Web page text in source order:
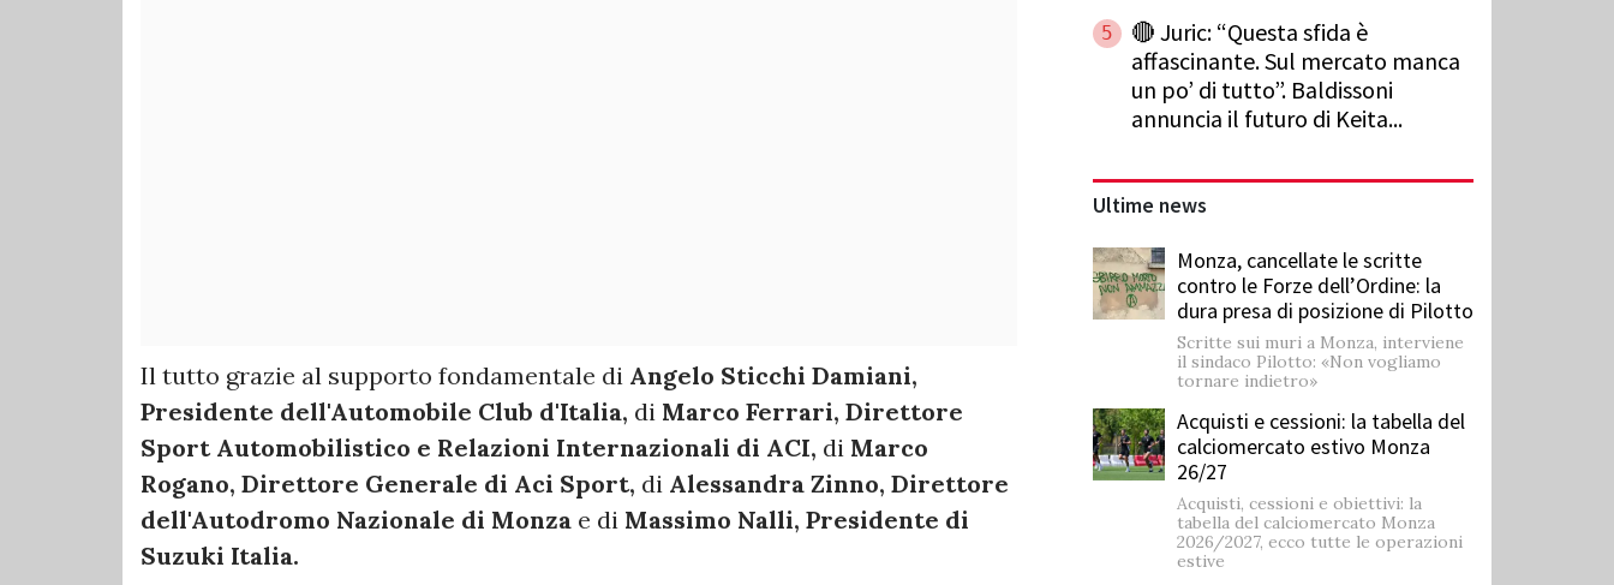
Il tutto grazie al supporto fondamentale di Angelo Sticchi Damiani,
Presidente dell'Automobile Club d'Italia, di Marco Ferrari, Direttore
Sport Automobilistico e Relazioni Internazionali di ACI, di Marco
Rogano, Direttore Generale di Aci Sport, di Alessandra Zinno, Direttore
dell'Autodromo Nazionale di Monza e di Massimo Nalli, Presidente di
Suzuki Italia.
5
🔴 Juric: “Questa sfida è
affascinante. Sul mercato manca
un po’ di tutto”. Baldissoni
annuncia il futuro di Keita...
Ultime news
Monza, cancellate le scritte
contro le Forze dell’Ordine: la
dura presa di posizione di Pilotto
Scritte sui muri a Monza, interviene
il sindaco Pilotto: «Non vogliamo
tornare indietro»
Acquisti e cessioni: la tabella del
calciomercato estivo Monza
26/27
Acquisti, cessioni e obiettivi: la
tabella del calciomercato Monza
2026/2027, ecco tutte le operazioni
estive